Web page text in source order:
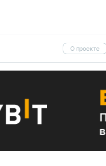
О проекте